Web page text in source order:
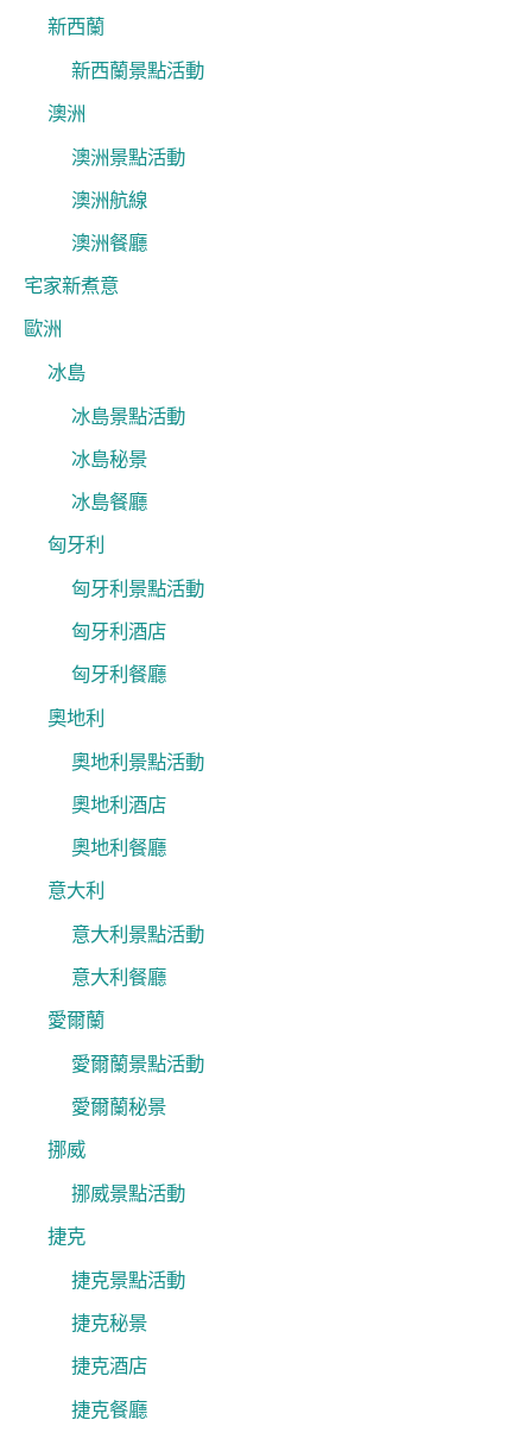
新西蘭
新西蘭景點活動
澳洲
澳洲景點活動
澳洲航線
澳洲餐廳
宅家新煮意
歐洲
冰島
冰島景點活動
冰島秘景
冰島餐廳
匈牙利
匈牙利景點活動
匈牙利酒店
匈牙利餐廳
奧地利
奧地利景點活動
奧地利酒店
奧地利餐廳
意大利
意大利景點活動
意大利餐廳
愛爾蘭
愛爾蘭景點活動
愛爾蘭秘景
挪威
挪威景點活動
捷克
捷克景點活動
捷克秘景
捷克酒店
捷克餐廳